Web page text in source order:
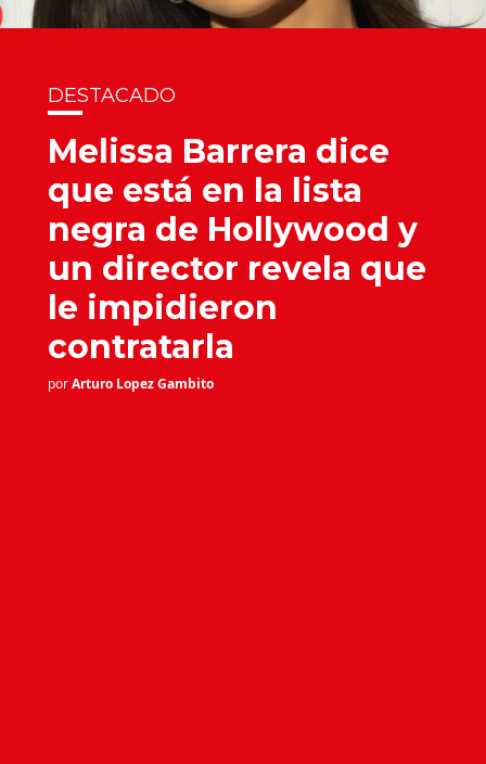
DESTACADO
Melissa Barrera dice
que está en la lista
negra de Hollywood y
un director revela que
le impidieron
contratarla
porArturo Lopez Gambito